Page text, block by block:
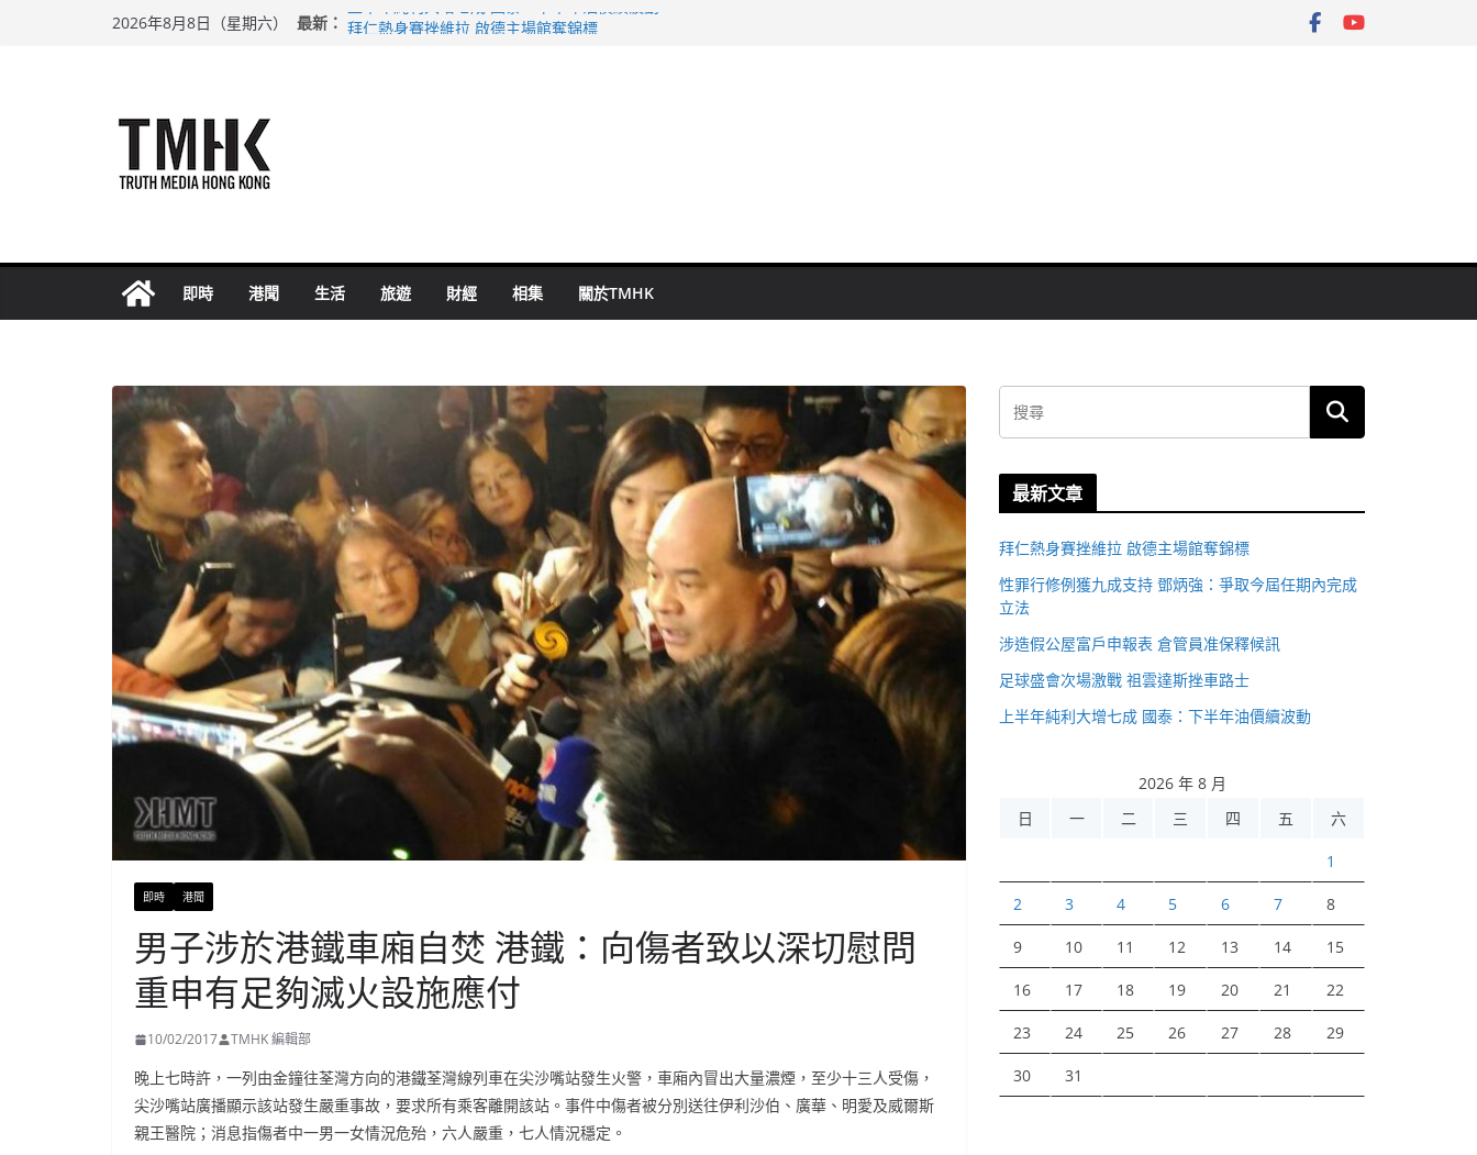
2026年8月8日（星期六） 最新： 上半年純利大增七成 國泰：下半年油價續波動
即時 港聞 生活 旅遊 財經 相集 關於TMHK
即時 港聞
男子涉於港鐵車廂自焚 港鐵：向傷者致以深切慰問
重申有足夠滅火設施應付
10/02/2017 TMHK 編輯部
晚上七時許，一列由金鐘往荃灣方向的港鐵荃灣線列車在尖沙嘴站發生火警，車廂內冒出大量濃煙，至少十三人受傷，
尖沙嘴站廣播顯示該站發生嚴重事故，要求所有乘客離開該站。事件中傷者被分別送往伊利沙伯、廣華、明愛及威爾斯
親王醫院；消息指傷者中一男一女情況危殆，六人嚴重，七人情況穩定。
最新文章
拜仁熱身賽挫維拉 啟德主場館奪錦標
性罪行修例獲九成支持 鄧炳強：爭取今屆任期內完成
立法
涉造假公屋富戶申報表 倉管員准保釋候訊
足球盛會次場激戰 祖雲達斯挫車路士
上半年純利大增七成 國泰：下半年油價續波動
2026 年 8 月
日
一 二 三 四 五 六
1
2 3 4 5 6 7 8
9 10 11 12 13 14 15
16 17 18 19 20 21 22
23 24 25 26 27 28 29
30 31